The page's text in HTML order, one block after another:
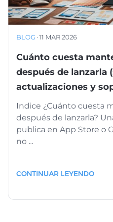
BLOG ·11 MAR 2026
Cuánto cuesta
después de lanzarla
actualizaciones y
Indice ¿Cuánto cuesta
después de lanzarla?
publica en App Store o
no ...
CONTINUAR LEYENDO